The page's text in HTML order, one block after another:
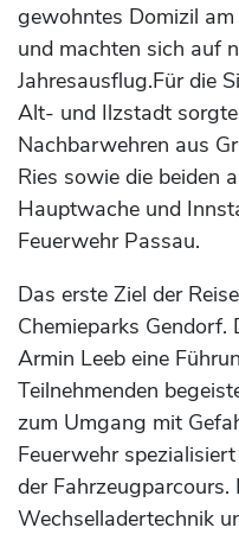
gewohntes Domizil
und machten sich auf
Jahresausflug.Für die
Alt- und Ilzstadt
Nachbarwehren aus
Ries sowie die beiden
Hauptwache und
Feuerwehr Passau.
Das erste Ziel der
Chemieparks
Armin Leeb eine
Teilnehmenden
zum Umgang mit
Feuerwehr
der
Wechselladertechnik